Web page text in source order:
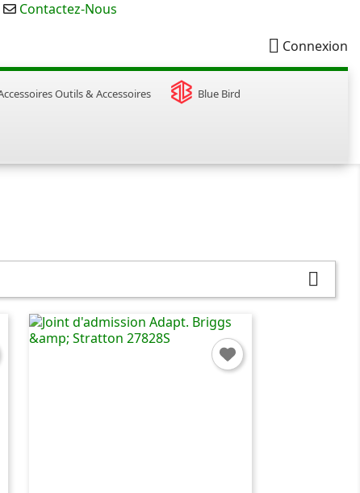
Contactez-Nous
 Connexion
Outils & Accessoires Blue Bird
